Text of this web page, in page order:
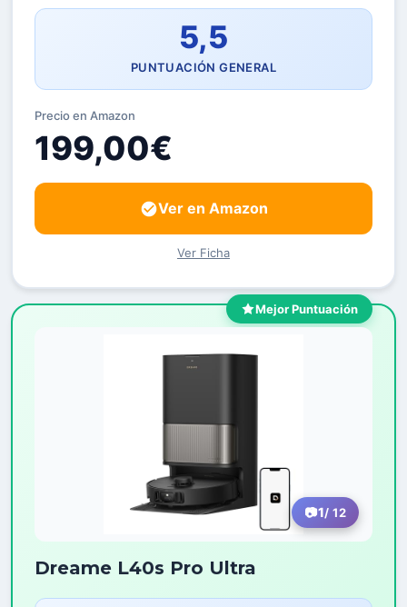
5,5
PUNTUACIÓN GENERAL
Precio en Amazon
199,00€
Ver en Amazon
Ver Ficha
Mejor Puntuación
1/ 12
Dreame L40s Pro Ultra